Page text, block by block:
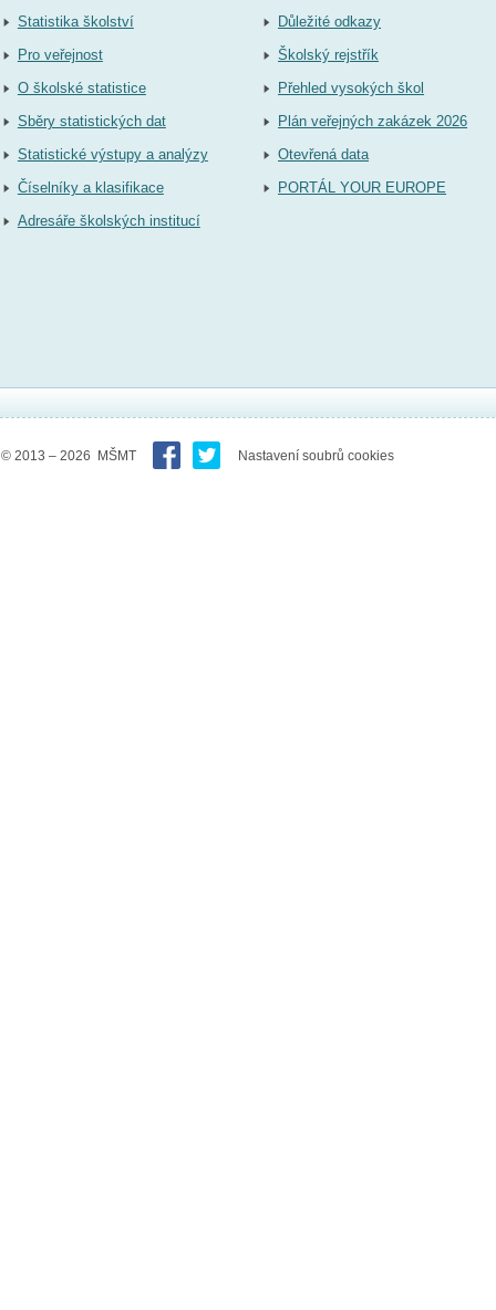
Statistika školství
Pro veřejnost
O školské statistice
Sběry statistických dat
Statistické výstupy a analýzy
Číselníky a klasifikace
Adresáře školských institucí
Důležité odkazy
Školský rejstřík
Přehled vysokých škol
Plán veřejných zakázek 2026
Otevřená data
PORTÁL YOUR EUROPE
© 2013 – 2026 MŠMT Nastavení soubrů cookies